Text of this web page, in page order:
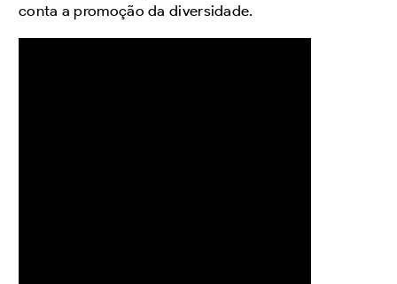
conta a promoção da diversidade.